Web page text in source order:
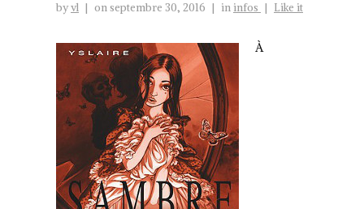
byvl | on septembre 30, 2016 | in infos | Like it
À